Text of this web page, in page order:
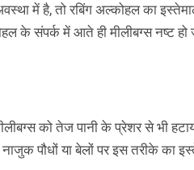
में है, तो रबिंग अल्कोहल का
के संपर्क में आते ही मीलीबग्स नष्ट
को तेज पानी के प्रेशर से भी
पौधों या बेलों पर इस तरीके का